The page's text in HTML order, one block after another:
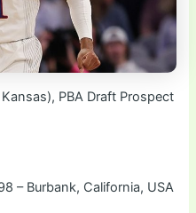
PBA Draft Prospect
– Burbank, California, USA